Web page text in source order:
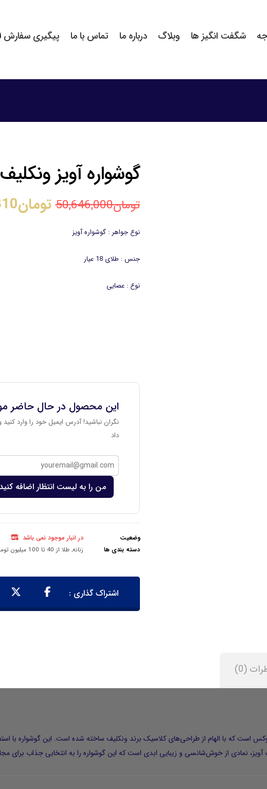
شگفت انگیز ها وبلاگ درباره ما تماس با ما پیگیری سفارش
گوشواره آویز ونکلیف
تومان50,646,000 تومان
نوع جواهر : گوشواره آویز
جنس : طلای 18 عیار
نوع : عصایی
این محصول در حال حاضر
نگران نباشید! آدرس ایمیل خود را وارد
داد
من را به لیست انتظار اضافه
وضعیت
در انبار موجود نمی باشد
دسته بندی ها
زنانه,طلا از 40 تا 100 میلیون تومان
(0)
که با الهام از طراحی‌های کلاسیک برند ونکلیف ساخته شده است. این گوشواره با
نمادی از خوش‌شانسی و زیبایی ابدی است که این گوشواره را به انتخابی جذاب برای